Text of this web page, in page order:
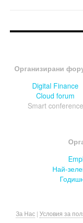
Организирани
Digital Finance
Cloud forum
Smart conference
Най-
За Нас | Условия за